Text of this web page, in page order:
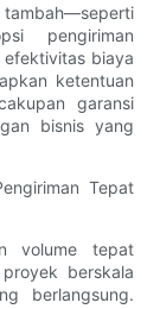
pengiriman
biaya
ketentuan
garansi
bisnis yang
Tepat
volume tepat
berskala
berlangsung.